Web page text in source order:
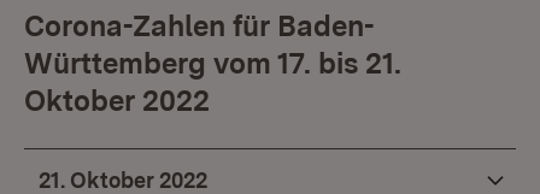
Corona-Zahlen für Baden-
Württemberg vom 17. bis 21.
Oktober 2022
21. Oktober 2022